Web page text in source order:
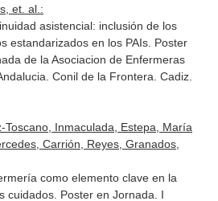
et. al.:
asistencial: inclusión de los
estandarizados en los PAIs. Poster
de la Asociacion de Enfermeras
Conil de la Frontera. Cadiz.
Toscano, Inmaculada, Estepa, María
Carrión, Reyes, Granados,
como elemento clave en la
cuidados. Poster en Jornada. I